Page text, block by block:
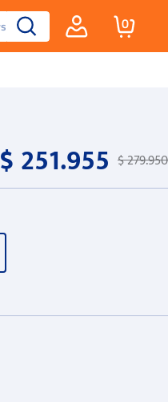
0
$251.955 $279.950